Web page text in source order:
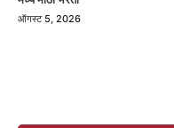
ऑगस्ट 5, 2026